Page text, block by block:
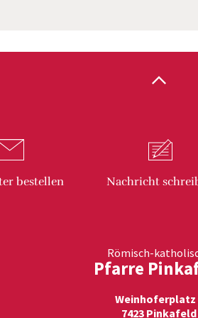
bestellen Nachricht
Römisch-
Pfarre
Weinhoferplatz
7423 Pinkafeld